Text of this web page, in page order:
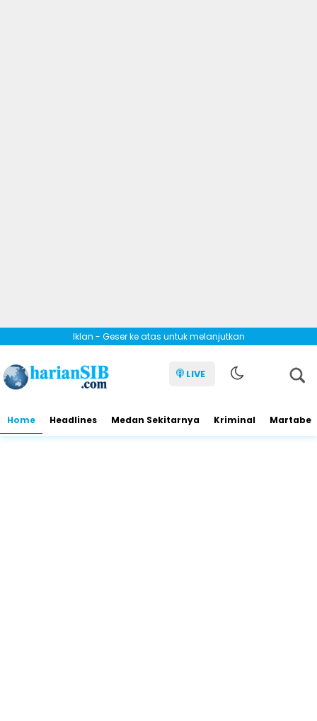
Iklan - Geser ke atas untuk melanjutkan
LIVE
Home Headlines Medan Sekitarnya Kriminal Martabe